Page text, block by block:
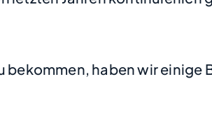
bekommen, haben wir